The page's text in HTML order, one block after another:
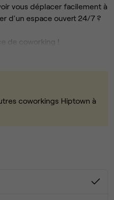
vous déplacer facilement à
d'un espace ouvert 24/7 ?
de coworking !
de l'immobilier est présente
notre espace.
au vendredi et d'un maxi
et de thé premium offerts !
tout inclus (Wifi, salles de
coworkings Hiptown à